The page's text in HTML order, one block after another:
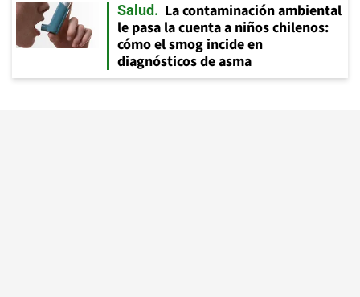
Salud
La contaminación ambiental
le pasa la cuenta a niños chilenos:
cómo el smog incide en
diagnósticos de asma